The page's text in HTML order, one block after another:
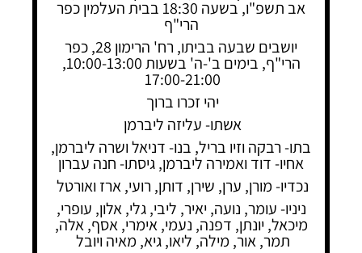
אב תשפ"ו, בשעה 18:30 בבית העלמין כפר
הרי"ף
יושבים שבעה בביתו, רח' הרימון 28, כפר
הרי"ף, בימים ב'-ה' בשעות 10:00-13:00,
17:00-21:00
יהי זכרו ברוך
אשתו- עליזה ליברמן
בתו- רבקה וזיו בריל, בנו- דניאל ושרה ליברמן,
אחיו- דוד ואמירה ליברמן, גיסתו- חנה עברון
נכדיו- מורן, ערן, שירן, דותן, רועי, ארז ואורטל
ניניו- עומר, נועה, יאיר, ליבי, גלי, אלון, עופרי,
מיכאל, יונתן, דפנה, נעמי, אימרי, אסף, אלה,
תמר, אור, מילה, ליאו, גיא, מאיה ויובל